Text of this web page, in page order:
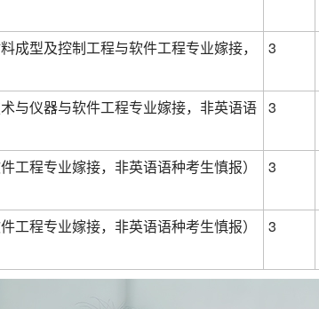
成型及控制工程与软件工程专业嫁接，
3
与仪器与软件工程专业嫁接，非英语语 3
工程专业嫁接，非英语语种考生慎报） 3
工程专业嫁接，非英语语种考生慎报） 3